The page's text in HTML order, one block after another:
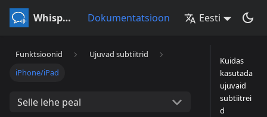
Whisperr Dokumentatsioon Eesti
Funktsioonid
Ujuvad subtiitrid
iPhone/iPad
Selle lehe peal
Kuidas
kasutada
ujuvaid
subtiitrei
d